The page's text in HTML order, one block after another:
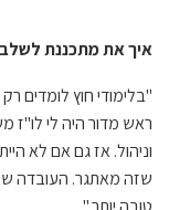
איך את מתכננת
"בלימודי חוץ לומדים
ראש מדור היה לי לו"ז
וניהול. אז גם אם לא
שזה מאתגר. העובדה